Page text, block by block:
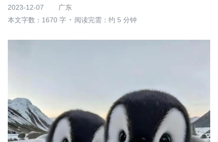
2023-12-07
广东
本文字数：1670 字
阅读完需：约 5 分钟